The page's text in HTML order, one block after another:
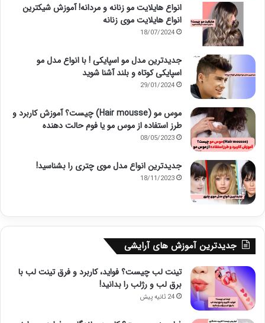
انواع هایلایت مو زنانه و مردانه! آموزش شیکترین
انواع هایلایت موی زنانه
18/07/2024
جدیدترین مدل مو اسپایکی ! با انواع مدل مو
اسپایکی کوتاه و بلند آشنا شوید
29/01/2024
موس مو (Hair mousse) چیست؟ آموزش کاربرد و
طرز استفاده از موس مو یا فوم حالت دهنده
08/05/2023
جدیدترین انواع مدل موی چتری را بشناسید!
18/11/2023
جدیدترین آموزش های آرایشی
تینت لب چیست؟ فواید، کاربرد و فرق تینت لب با
برق لب و رژلب را بدانید!
24 ثانیه پیش